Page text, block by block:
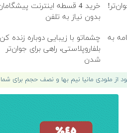
خرید 4 قسطه اینترنت
بدون نیاز به تلفن
به
چشماتو با زیبایی دوباره زنده
بلفاروپلاستی، راهی برای جوان‌تر
شدن
از ملودی مانیا نیم بها و نصف حجم برای